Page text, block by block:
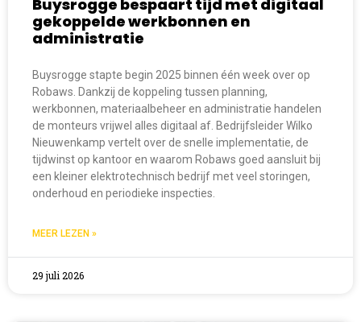
Buysrogge bespaart tijd met digitaal
gekoppelde werkbonnen en
administratie
Buysrogge stapte begin 2025 binnen één week over op
Robaws. Dankzij de koppeling tussen planning,
werkbonnen, materiaalbeheer en administratie handelen
de monteurs vrijwel alles digitaal af. Bedrijfsleider Wilko
Nieuwenkamp vertelt over de snelle implementatie, de
tijdwinst op kantoor en waarom Robaws goed aansluit bij
een kleiner elektrotechnisch bedrijf met veel storingen,
onderhoud en periodieke inspecties.
MEER LEZEN »
29 juli 2026